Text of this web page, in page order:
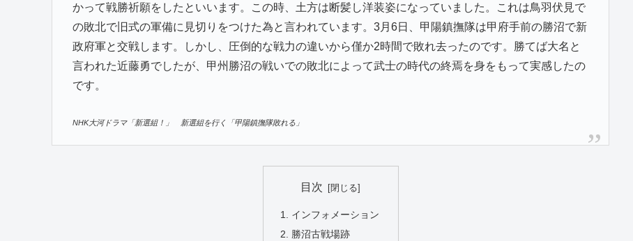
かって戦勝祈願をしたといいます。この時、土方は断髪し洋装姿になっていました。これは鳥羽伏見で
の敗北で旧式の軍備に見切りをつけた為と言われています。3月6日、甲陽鎮撫隊は甲府手前の勝沼で新
政府軍と交戦します。しかし、圧倒的な戦力の違いから僅か2時間で敗れ去ったのです。勝てば大名と
言われた近藤勇でしたが、甲州勝沼の戦いでの敗北によって武士の時代の終焉を身をもって実感したの
です。
NHK大河ドラマ「新選組！」 新選組を行く「甲陽鎮撫隊敗れる」
目次
インフォメーション
勝沼古戦場跡